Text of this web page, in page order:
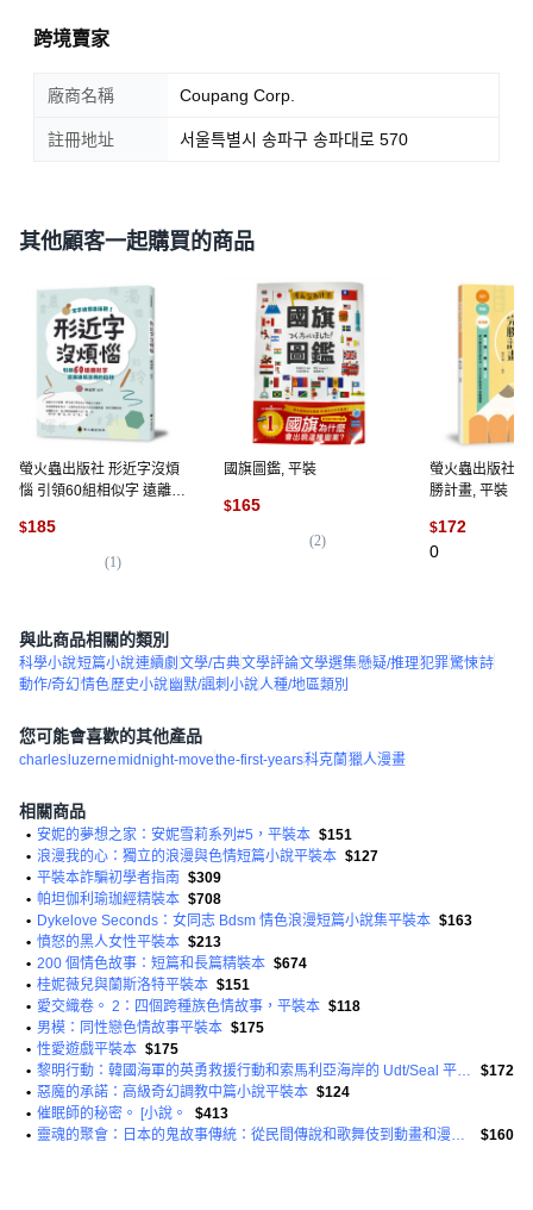
跨境賣家
廠商名稱 Coupang Corp.
註冊地址 서울특별시 송파구 송파대로 570
其他顧客一起購買的商品
螢火蟲出版社 形近字沒煩
惱 引領60組相似字 遠離航
$185
(1)
國旗圖鑑, 平裝
$165
(2)
螢火蟲出版社
勝計畫, 平裝
$172
0
與此商品相關的類別
科學小說短篇小說連續劇 文學/古典文學評論文學選集懸疑/推理犯罪驚悚詩
動作/奇幻情色歷史小說 幽默/諷刺小說人種/地區類別
您可能會喜歡的其他產品
charles luzernemidnight-movethe-first-years科克蘭獵人漫畫
相關商品
• 安妮的夢想之家：安妮雪莉系列#5，平裝本 $151
• 浪漫我的心：獨立的浪漫與色情短篇小說平裝本 $127
• 平裝本詐騙初學者指南 $309
• 帕坦伽利瑜珈經精裝本 $708
• Dykelove Seconds：女同志 Bdsm 情色浪漫短篇小說集平裝本 $163
• 憤怒的黑人女性平裝本 $213
• 200 個情色故事：短篇和長篇精裝本 $674
• 桂妮薇兒與蘭斯洛特平裝本 $151
• 愛交織卷。 2：四個跨種族色情故事，平裝本 $118
• 男模：同性戀色情故事平裝本 $175
• 性愛遊戲平裝本 $175
•
黎明行動：韓國海軍的英勇救援行動和索馬利亞海岸的 Udt/Seal 平裝本
$172
• 惡魔的承諾：高級奇幻調教中篇小說平裝本 $124
• 催眠師的秘密。 [小說。
$413
•
靈魂的聚會：日本的鬼故事傳統：從民間傳說和歌舞伎到動畫和漫畫平裝本 $160